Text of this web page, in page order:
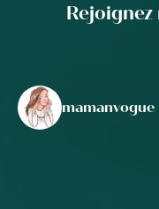
mamanvogue